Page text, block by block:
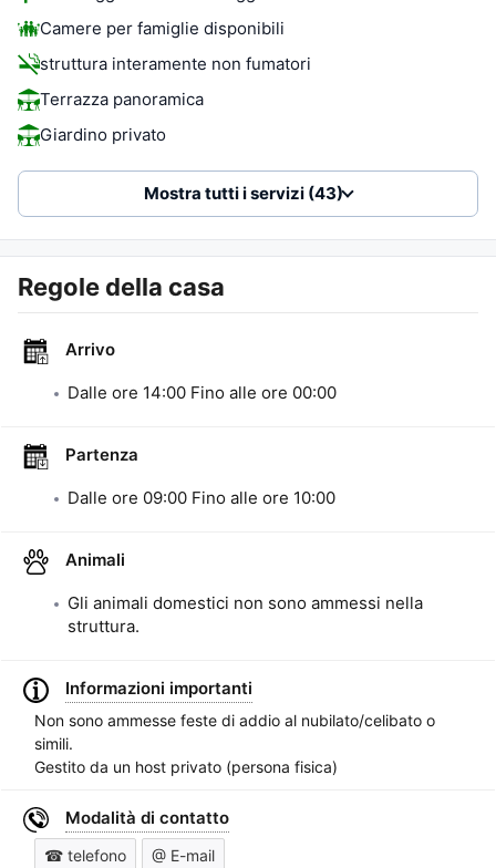
Camere per famiglie disponibili
struttura interamente non fumatori
Terrazza panoramica
Giardino privato
Mostra tutti i servizi (43)
Regole della casa
Arrivo
Dalle ore 14:00 Fino alle ore 00:00
Partenza
Dalle ore 09:00 Fino alle ore 10:00
Animali
Gli animali domestici non sono ammessi nella
struttura.
Informazioni importanti
Non sono ammesse feste di addio al nubilato/celibato o
simili.
Gestito da un host privato (persona fisica)
Modalità di contatto
☎ telefono @ E-mail